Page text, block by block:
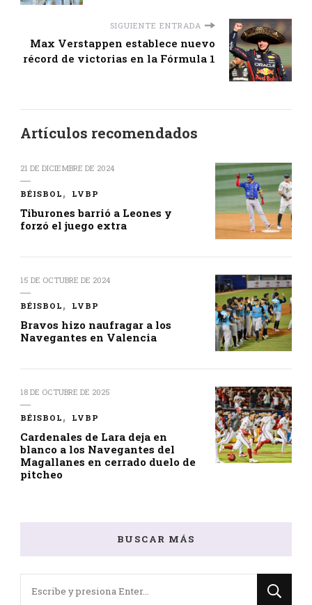
SIGUIENTE ENTRADA
Max Verstappen establece nuevo
récord de victorias en la Fórmula 1
Artículos recomendados
21 DE DICIEMBRE DE 2024
BÉISBOL LVBP
Tiburones barrió a Leones y
forzó el juego extra
15 DE OCTUBRE DE 2024
BÉISBOL LVBP
Bravos hizo naufragar a los
Navegantes en Valencia
18 DE OCTUBRE DE 2025
BÉISBOL LVBP
Cardenales de Lara deja en
blanco a los Navegantes del
Magallanes en cerrado duelo de
pitcheo
BUSCAR MÁS